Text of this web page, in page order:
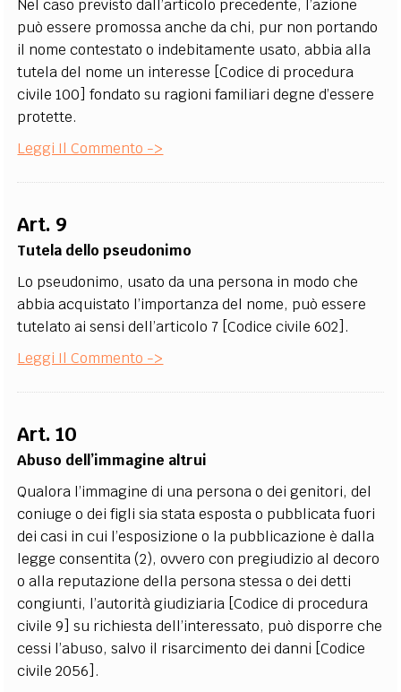
Nel caso previsto dall’articolo precedente, l’azione
può essere promossa anche da chi, pur non portando
il nome contestato o indebitamente usato, abbia alla
tutela del nome un interesse [Codice di procedura
civile 100] fondato su ragioni familiari degne d’essere
protette.
Leggi Il Commento ->
Art. 9
Tutela dello pseudonimo
Lo pseudonimo, usato da una persona in modo che
abbia acquistato l’importanza del nome, può essere
tutelato ai sensi dell’articolo 7 [Codice civile 602].
Leggi Il Commento ->
Art. 10
Abuso dell’immagine altrui
Qualora l’immagine di una persona o dei genitori, del
coniuge o dei figli sia stata esposta o pubblicata fuori
dei casi in cui l’esposizione o la pubblicazione è dalla
legge consentita (2), ovvero con pregiudizio al decoro
o alla reputazione della persona stessa o dei detti
congiunti, l’autorità giudiziaria [Codice di procedura
civile 9] su richiesta dell’interessato, può disporre che
cessi l’abuso, salvo il risarcimento dei danni [Codice
civile 2056].